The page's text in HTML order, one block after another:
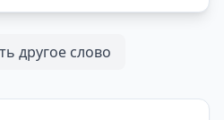
другое слово